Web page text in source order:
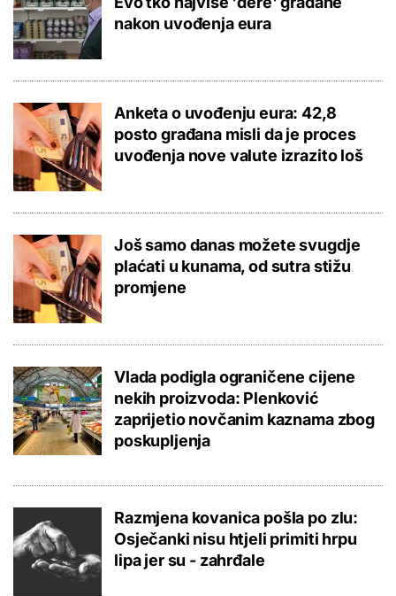
nakon uvođenja eura
Anketa o uvođenju eura: 42,8
posto građana misli da je proces
uvođenja nove valute izrazito loš
Još samo danas možete svugdje
plaćati u kunama, od sutra stižu
promjene
Vlada podigla ograničene cijene
nekih proizvoda: Plenković
zaprijetio novčanim kaznama zbog
poskupljenja
Razmjena kovanica pošla po zlu:
Osječanki nisu htjeli primiti hrpu
lipa jer su - zahrđale